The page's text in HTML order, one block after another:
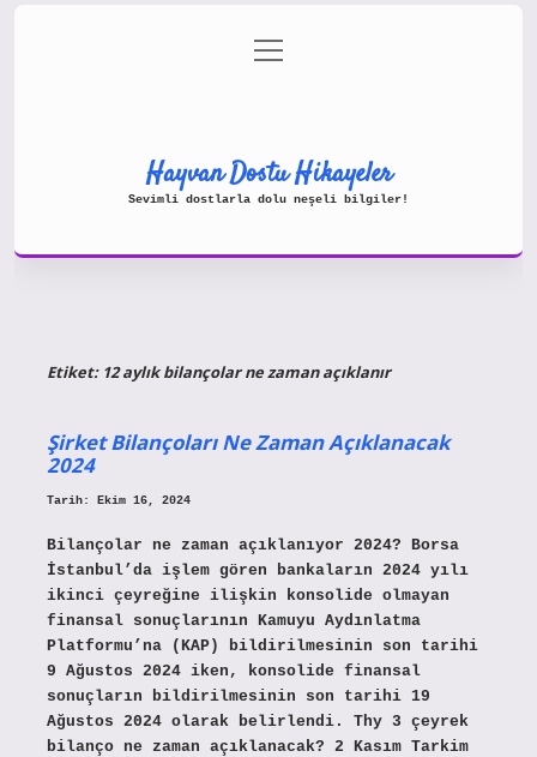
Gizlilik Politikası
menüyü
aç
Hayvan Dostu Hikayeler
Sevimli dostlarla dolu neşeli bilgiler!
Etiket: 12 aylık bilançolar ne zaman açıklanır
Şirket Bilançoları Ne Zaman Açıklanacak
2024
Tarih: Ekim 16, 2024
Bilançolar ne zaman açıklanıyor 2024? Borsa
İstanbul’da işlem gören bankaların 2024 yılı
ikinci çeyreğine ilişkin konsolide olmayan
finansal sonuçlarının Kamuyu Aydınlatma
Platformu’na (KAP) bildirilmesinin son tarihi
9 Ağustos 2024 iken, konsolide finansal
sonuçların bildirilmesinin son tarihi 19
Ağustos 2024 olarak belirlendi. Thy 3 çeyrek
bilanço ne zaman açıklanacak? 2 Kasım Tarkim